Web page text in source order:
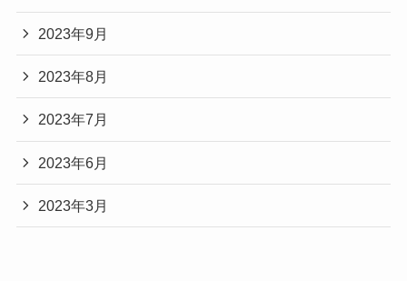
2023年9月
2023年8月
2023年7月
2023年6月
2023年3月